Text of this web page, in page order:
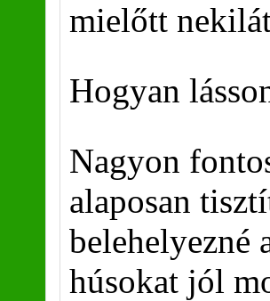
mielőtt
Hogyan
Nagyon
alaposan
belehelyezné
húsokat jól